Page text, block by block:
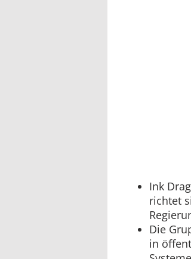
Ink
richtet
Die
in